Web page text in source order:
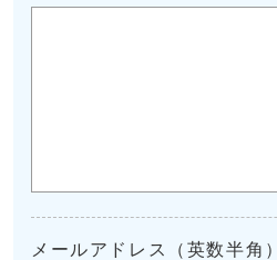
メールアドレス（英数半角）